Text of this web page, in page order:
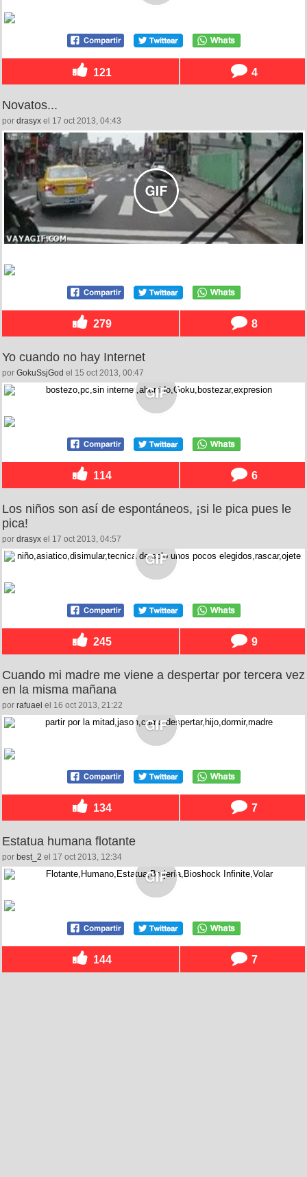
121 4
Novatos...
por drasyx el 17 oct 2013, 04:43
279 8
Yo cuando no hay Internet
por GokuSsjGod el 15 oct 2013, 00:47
114 6
Los niños son así de espontáneos, ¡si le pica pues le
pica!
por drasyx el 17 oct 2013, 04:57
245 9
Cuando mi madre me viene a despertar por tercera vez
en la misma mañana
por rafuael el 16 oct 2013, 21:22
134 7
Estatua humana flotante
por best_2 el 17 oct 2013, 12:34
144 7